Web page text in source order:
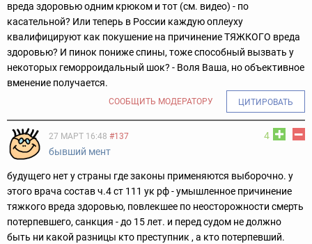
вреда здоровью одним крюком и тот (см. видео) - по
касательной? Или теперь в России каждую оплеуху
квалифицируют как покушение на причинение ТЯЖКОГО вреда
здоровью? И пинок пониже спины, тоже способный вызвать у
некоторых геморроидальный шок? - Воля Ваша, но объективное
вменение получается.
СООБЩИТЬ МОДЕРАТОРУ ЦИТИРОВАТЬ
4
27 МАРТ 16:48 #137
бывший мент
будущего нет у страны где законы применяются выборочно. у
этого врача состав ч.4 ст 111 ук рф - умышленное причинение
тяжкого вреда здоровью, повлекшее по неосторожности смерть
потерпевшего, санкция - до 15 лет. и перед судом не должно
быть ни какой разницы кто преступник , а кто потерпевший.